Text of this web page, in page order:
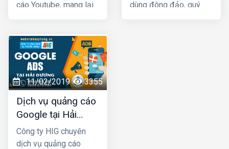
cáo Youtube, mang lại
rất thấp. Ngoài việc
giúp cho khách hàng
chủ động tìm đến bạn
còn có tác dụng trong
việc lan tỏa, tăng nhận
diện thương hiệu của
bạn trên Internet
dùng đông đảo, quý
11/02/2019 3355
Dịch vụ quảng cáo
Google tại Hải
Dương giá rẻ
Công ty HIG chuyên
dịch vụ quảng cáo